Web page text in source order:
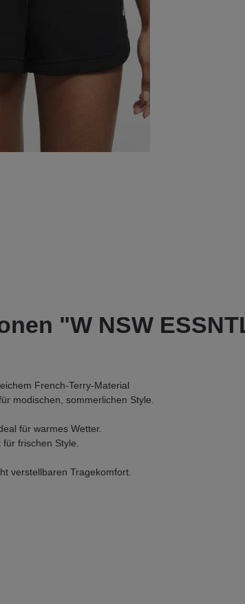
"W NSW
French-Terry-Material
modischen, sommerlichen Style.
für warmes Wetter.
frischen Style.
verstellbaren Tragekomfort.